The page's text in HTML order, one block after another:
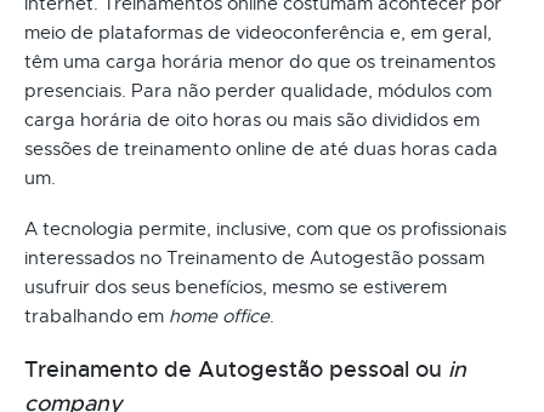
meio de plataformas de videoconferência e, em geral,
têm uma carga horária menor do que os treinamentos
presenciais. Para não perder qualidade, módulos com
carga horária de oito horas ou mais são divididos em
sessões de treinamento online de até duas horas cada
um.
A tecnologia permite, inclusive, com que os profissionais
interessados no Treinamento de Autogestão possam
usufruir dos seus benefícios, mesmo se estiverem
trabalhando em home office.
Treinamento de Autogestão pessoal ou in
company